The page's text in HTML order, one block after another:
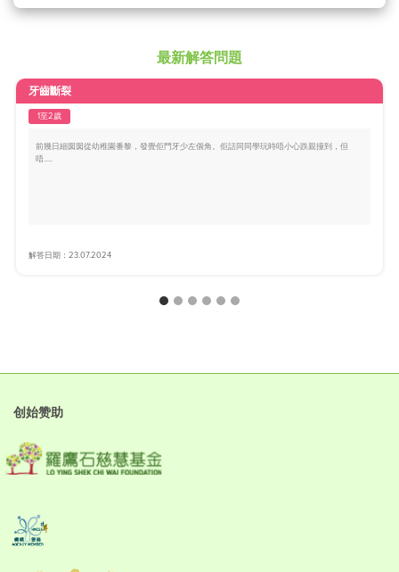
最新解答問題
牙齒斷裂
1至2歲
前幾日細囡囡從幼稚園番黎，發覺佢門牙少左個角。佢話同同學玩時唔小心跌親撞到，但
唔.....
解答日期：23.07.2024
创始赞助